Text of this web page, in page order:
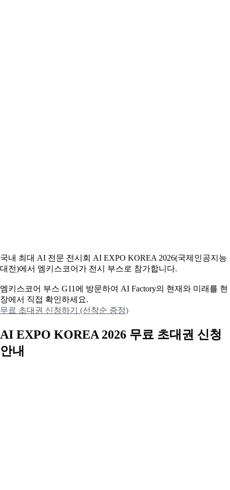
국내 최대 AI 전문 전시회 AI EXPO KOREA 2026(국제인공지능
대전)에서 엠키스코어가 전시 부스로 참가합니다.
엠키스코어 부스 G11에 방문하여 AI Factory의 현재와 미래를 현
장에서 직접 확인하세요.
무료 초대권 신청하기 (선착순 증정)
AI EXPO KOREA 2026 무료 초대권 신청
안내